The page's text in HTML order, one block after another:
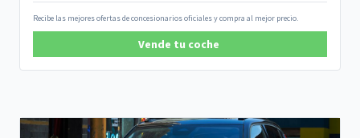
Recibe las mejores ofertas de concesionarios oficiales y compra al mejor precio.
Vende tu coche